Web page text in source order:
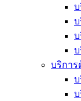
บ
บริการ
บ